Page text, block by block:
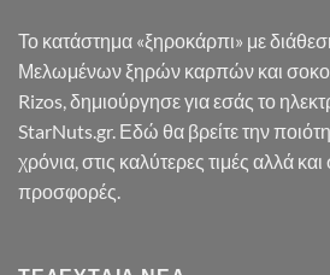
Το κατάστημα «ξηροκάρπι» με
Μελωμένων ξηρών καρπών και
Rizos, δημιούργησε για εσάς το
StarNuts.gr. Εδώ θα βρείτε την
χρόνια, στις καλύτερες τιμές αλλά
προσφορές.